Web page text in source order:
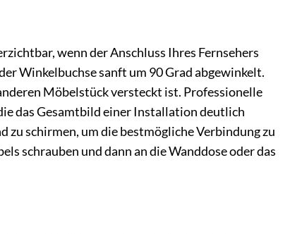
wenn der Anschluss Ihres Fernsehers
Winkelbuchse sanft um 90 Grad abgewinkelt.
Möbelstück versteckt ist. Professionelle
das Gesamtbild einer Installation deutlich
zu schirmen, um die bestmögliche Verbindung zu
schrauben und dann an die Wanddose oder das